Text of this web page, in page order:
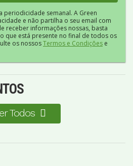
periodicidade semanal. A Green
e não partilha o seu email com
receber informações nossas, basta
que está presente no final de todos os
os nossosTermos e Condições e
Todos